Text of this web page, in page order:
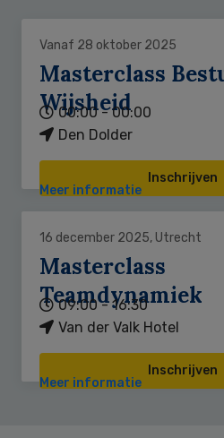
Vanaf 28 oktober 2025
Masterclass
Wijsheid
00:00 - 00:00
Den Dolder
Inschrijven
Meer informatie
16 december 2025, Utrecht
Masterclass
Teamdynamiek
09:00 - 16:30
Van der Valk Hotel
Inschrijven
Meer informatie